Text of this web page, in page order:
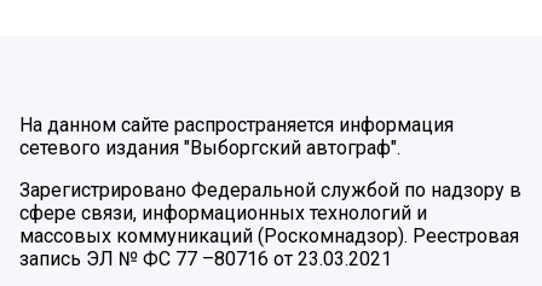
На данном сайте распространяется информация
сетевого издания "Выборгский автограф".
Зарегистрировано Федеральной службой по надзору в
сфере связи, информационных технологий и
массовых коммуникаций (Роскомнадзор). Реестровая
запись ЭЛ № ФС 77 –80716 от 23.03.2021